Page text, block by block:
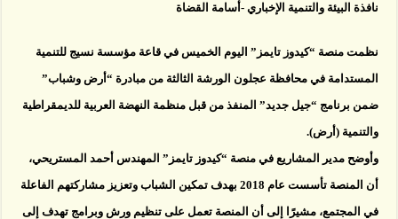
مغلقة
نافذة البيئة والتنمية الإخباري -أسامة القضاة
نظمت منصة “كيدوز تايمز” اليوم الخميس في قاعة مؤسسة نسيج للتنمية
المستدامة في محافظة عجلون الورشة الثالثة من مبادرة “أرض وشباب”
ضمن برنامج “جيل جديد” المنفذ من قبل منظمة النهضة العربية للديمقراطية
والتنمية (أرض).
وأوضح مدير المشاريع في منصة “كيدوز تايمز” المهندس أحمد المستريحي،
أن المنصة تأسست عام 2018 بهدف تمكين الشباب وتعزيز مشاركتهم الفاعلة
في المجتمع، مشيرًا إلى أن المنصة تعمل على تنظيم ورش وبرامج تهدف إلى